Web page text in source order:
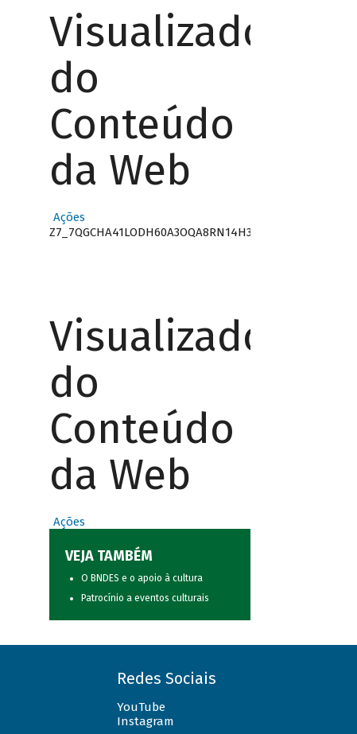
Visualizador
do
Conteúdo
da Web
Ações
Z7_7QGCHA41LODH60A3OQA8RN14H3
Visualizador
do
Conteúdo
da Web
Ações
VEJA TAMBÉM
O BNDES e o apoio à cultura
Patrocínio a eventos culturais
Redes Sociais
YouTube
Instagram